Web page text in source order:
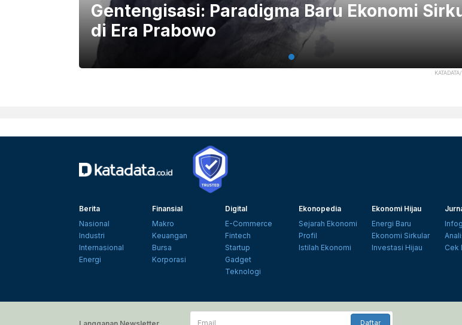
Gentengisasi: Paradigma Baru Ekonomi
di Era Prabowo
Berita
Nasional
Industri
Internasional
Energi
Finansial
Makro
Keuangan
Bursa
Korporasi
Digital
E-Commerce
Fintech
Startup
Gadget
Teknologi
Ekonopedia
Sejarah Ekonomi
Profil
Istilah Ekonomi
Ekonomi Hijau
Energi Baru
Ekonomi Sirkular
Investasi Hijau
Cek
Email
Daftar